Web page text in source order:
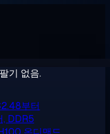
기 없음.
부터
, DDR5